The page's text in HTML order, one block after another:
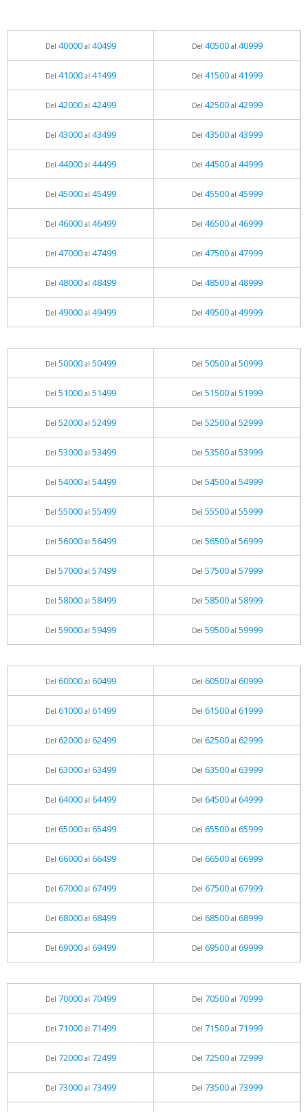
Del 40000al 40499 Del 40500al 40999
Del 41000al 41499 Del 41500al 41999
Del 42000al 42499 Del 42500al 42999
Del 43000al 43499 Del 43500al 43999
Del 44000al 44499 Del 44500al 44999
Del 45000al 45499 Del 45500al 45999
Del 46000al 46499 Del 46500al 46999
Del 47000al 47499 Del 47500al 47999
Del 48000al 48499 Del 48500al 48999
Del 49000al 49499 Del 49500al 49999
Del 50000al 50499 Del 50500al 50999
Del 51000al 51499 Del 51500al 51999
Del 52000al 52499 Del 52500al 52999
Del 53000al 53499 Del 53500al 53999
Del 54000al 54499 Del 54500al 54999
Del 55000al 55499 Del 55500al 55999
Del 56000al 56499 Del 56500al 56999
Del 57000al 57499 Del 57500al 57999
Del 58000al 58499 Del 58500al 58999
Del 59000al 59499 Del 59500al 59999
Del 60000al 60499 Del 60500al 60999
Del 61000al 61499 Del 61500al 61999
Del 62000al 62499 Del 62500al 62999
Del 63000al 63499 Del 63500al 63999
Del 64000al 64499 Del 64500al 64999
Del 65000al 65499 Del 65500al 65999
Del 66000al 66499 Del 66500al 66999
Del 67000al 67499 Del 67500al 67999
Del 68000al 68499 Del 68500al 68999
Del 69000al 69499 Del 69500al 69999
Del 70000al 70499 Del 70500al 70999
Del 71000al 71499 Del 71500al 71999
Del 72000al 72499 Del 72500al 72999
Del 73000al 73499 Del 73500al 73999